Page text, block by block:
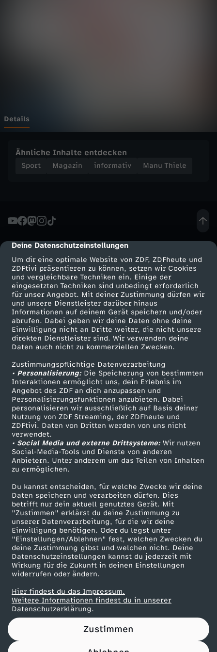
cmp-dialog-description
Deine Datenschutzeinstellungen
Um dir eine optimale Website von ZDF, ZDFheute und
ZDFtivi präsentieren zu können, setzen wir Cookies
und vergleichbare Techniken ein. Einige der
eingesetzten Techniken sind unbedingt erforderlich
für unser Angebot. Mit deiner Zustimmung dürfen wir
und unsere Dienstleister darüber hinaus
Informationen auf deinem Gerät speichern und/oder
abrufen. Dabei geben wir deine Daten ohne deine
Einwilligung nicht an Dritte weiter, die nicht unsere
direkten Dienstleister sind. Wir verwenden deine
Daten auch nicht zu kommerziellen Zwecken.
Zustimmungspflichtige Datenverarbeitung
• Personalisierung:Die Speicherung von bestimmten
Interaktionen ermöglicht uns, dein Erlebnis im
Angebot des ZDF an dich anzupassen und
Personalisierungsfunktionen anzubieten. Dabei
personalisieren wir ausschließlich auf Basis deiner
Nutzung von ZDF Streaming, der ZDFheute und
ZDFtivi. Daten von Dritten werden von uns nicht
verwendet.
• Social Media und externe Drittsysteme:Wir nutzen
Social-Media-Tools und Dienste von anderen
Anbietern. Unter anderem um das Teilen von Inhalten
zu ermöglichen.
Du kannst entscheiden, für welche Zwecke wir deine
Daten speichern und verarbeiten dürfen. Dies
betrifft nur dein aktuell genutztes Gerät. Mit
"Zustimmen" erklärst du deine Zustimmung zu
unserer Datenverarbeitung, für die wir deine
Einwilligung benötigen. Oder du legst unter
"Einstellungen/Ablehnen" fest, welchen Zwecken du
deine Zustimmung gibst und welchen nicht. Deine
Datenschutzeinstellungen kannst du jederzeit mit
Wirkung für die Zukunft in deinen Einstellungen
widerrufen oder ändern.
Hier findest du das Impressum.
Weitere Informationen findest du in unserer
Datenschutzerklärung.
Zustimmen
B
e
p
z
i
g
:
M
i
t
V
o
l
l
g
a
s
z
u
r
Details
Ähnliche Inhalte entdecken
Sport Magazin informativ Manu Thiele
Mehr ZDF
ZDF-Apps
Smart TV
ZDFtext
Livestreams
Sendungen A-Z
TV-Programm
Service
ZDFmitreden
Kontakt zum ZDF
Tickets
Zuschauerservice
Hilfe
ZDF Unternehmen
Karriere
ZDF goes Schule
Werbefernsehen
Mainzelmännchen
Partner